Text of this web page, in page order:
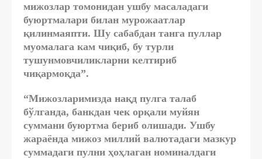
мижозлар томонидан ушбу масаладаги
буюртмалари билан мурожаатлар
қилинмаяпти. Шу сабабдан танга пуллар
муомалага кам чиқиб, бу турли
тушунмовчиликларни келтириб
чиқармоқда”.
“Мижозларимизда нақд пулга талаб
бўлганда, банкдан чек орқали муйян
суммани буюртма бериб олишади. Ушбу
жараёнда мижоз миллий валютадаги мазкур
суммадаги пулни ҳоҳлаган номиналдаги